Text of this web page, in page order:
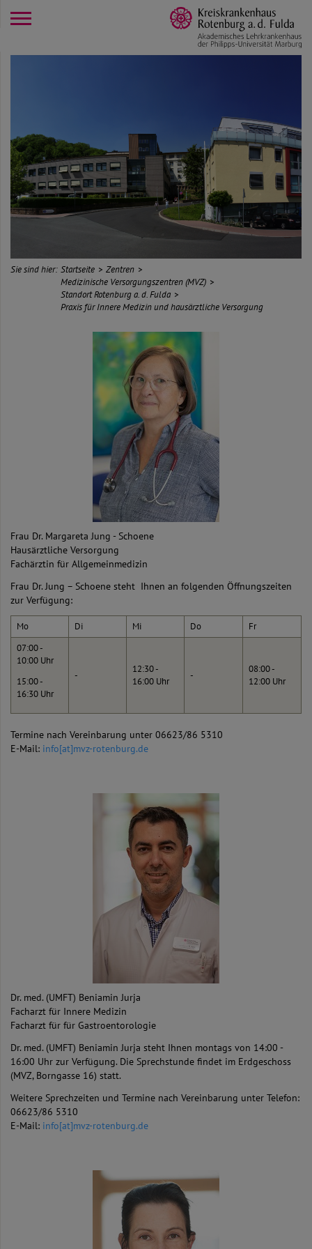
Sie sind hier: Startseite
Zentren
Medizinische Versorgungszentren (MVZ)
Standort Rotenburg a. d. Fulda
Praxis für Innere Medizin und hausärztliche Versorgung
Frau Dr. Margareta Jung - Schoene
Hausärztliche Versorgung
Fachärztin für Allgemeinmedizin
Frau Dr. Jung – Schoene steht Ihnen an folgenden Öffnungszeiten
zur Verfügung:
Mo Di Mi Do
Fr
07:00 -
10:00 Uhr
15:00 -
16:30 Uhr
-
12:30 -
16:00 Uhr
-
08:00 -
12:00 Uhr
Termine nach Vereinbarung unter 06623/86 5310
E-Mail: info[at]mvz-rotenburg.de
Dr. med. (UMFT) Beniamin Jurja
Facharzt für Innere Medizin
Facharzt für für Gastroentorologie
Dr. med. (UMFT) Beniamin Jurja steht Ihnen montags von 14:00 -
16:00 Uhr zur Verfügung. Die Sprechstunde findet im Erdgeschoss
(MVZ, Borngasse 16) statt.
Weitere Sprechzeiten und Termine nach Vereinbarung unter Telefon:
06623/86 5310
E-Mail: info[at]mvz-rotenburg.de